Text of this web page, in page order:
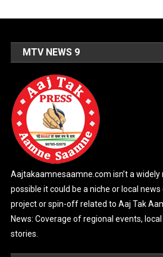
MTV NEWS 9
Aajtakaamnesaamne.com isn’t a widely
possible it could be a niche or local
project or spin-off related to Aaj Tak
News: Coverage of regional events,
stories.